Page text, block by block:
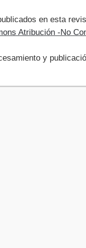
en esta
Atribución -No
y